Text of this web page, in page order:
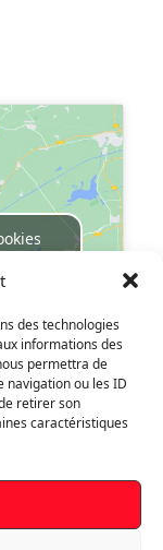
des technologies
informations des
permettra de
navigation ou les ID
retirer son
caractéristiques